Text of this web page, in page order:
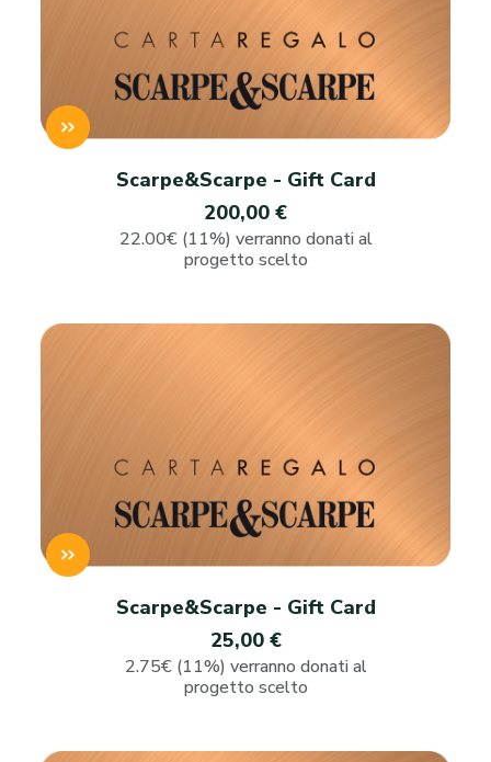
Scarpe&Scarpe - Gift Card
200,00 €
22.00€ (11%) verranno donati al
progetto scelto
Scarpe&Scarpe - Gift Card
25,00 €
2.75€ (11%) verranno donati al
progetto scelto